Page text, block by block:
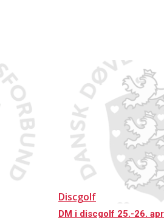
Discgolf
DM i discgolf 25.-26.